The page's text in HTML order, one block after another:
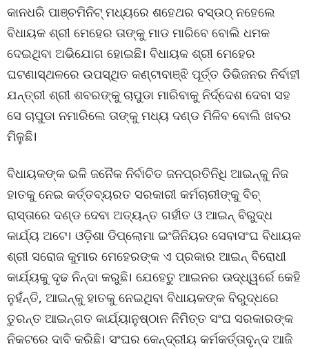
କାନଧରି ପାଞ୍ଚମିନିଟ୍ ମଧ୍ୟରେ ଶହେଥର ବସ୍ଉଠ୍ ନହେଲେ
ବିଧାୟକ ଶ୍ରୀ ମେହେର ତାଙ୍କୁ ମାଡ ମାରିବେ ବୋଲି ଧମକ
ଦେଇଥିବା ଅଭିଯୋଗ ହୋଇଛି। ବିଧାୟକ ଶ୍ରୀ ମେହେର
ଘଟଣାସ୍ଥଳରେ ଉପସ୍ଥିତ କଣ୍ଟାବାଞ୍ଝି ପୂର୍ତ୍ତ ଡିଭିଜନର ନିର୍ବାହୀ
ଯନ୍ତ୍ରୀ ଶ୍ରୀ ଶବରଙ୍କୁ ଚାପୁଡା ମାରିବାକୁ ନିର୍ଦ୍ଦେଶ ଦେବା ସହ
ସେ ଚାପୁଡା ନମାରିଲେ ତାଙ୍କୁ ମଧ୍ୟ ଦଣ୍ଡ ମିଳିବ ବୋଲି ଖବର
ମିଳୁଛି।
ବିଧାୟକଙ୍କ ଭଳି ଜନୈକ ନିର୍ବାଚିତ ଜନପ୍ରତିନିଧି ଆଇନ୍କୁ ନିଜ
ହାତକୁ ନେଇ କର୍ତ୍ତବ୍ୟରତ ସରକାରୀ କର୍ମଚାରୀଙ୍କୁ ବିଚ୍
ରାସ୍ତାରେ ଦଣ୍ଡ ଦେବା ଅତ୍ୟନ୍ତ ଗର୍ହୀତ ଓ ଆଇନ୍ ବିରୁଦ୍ଧ
କାର୍ଯ୍ୟ ଅଟେ। ଓଡ଼ିଶା ଡିପ୍ଲୋମା ଇଂଜିନିୟର ସେବାସଂଘ ବିଧାୟକ
ଶ୍ରୀ ସରୋଜ କୁମାର ମେହେରଙ୍କ ଏ ପ୍ରକାର ଆଇନ୍ ବିରୋଧୀ
କାର୍ଯ୍ୟକୁ ଦୃଢ ନିନ୍ଦା କରୁଛି। ଯେହେତୁ ଆଇନର ଊଦ୍ଧ୍ୱର୍ରେ କେହି
ନୁହଁନ୍ତି, ଆଇନ୍କୁ ହାତକୁ ନେଇଥିବା ବିଧାୟକଙ୍କ ବିରୁଦ୍ଧରେ
ତୁରନ୍ତ ଆଇନ୍ଗତ କାର୍ଯ୍ୟାନୁଷ୍ଠାନ ନିମିତ୍ତ ସଂଘ ସରକାରଙ୍କ
ନିକଟରେ ଦାବି କରିଛି। ସଂଘର କେନ୍ଦ୍ରୀୟ କର୍ମକର୍ତ୍ତାବୃନ୍ଦ ଆଜି